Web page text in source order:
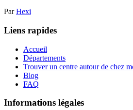
Par Hexi
Liens rapides
Accueil
Départements
Trouver un centre autour de chez
Blog
FAQ
Informations légales